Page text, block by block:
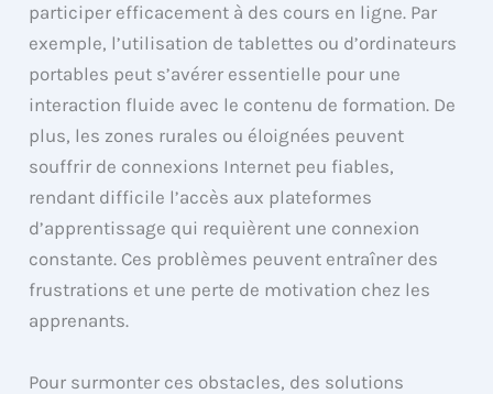
participer efficacement à des cours en ligne. Par
exemple, l’utilisation de tablettes ou d’ordinateurs
portables peut s’avérer essentielle pour une
interaction fluide avec le contenu de formation. De
plus, les zones rurales ou éloignées peuvent
souffrir de connexions Internet peu fiables,
rendant difficile l’accès aux plateformes
d’apprentissage qui requièrent une connexion
constante. Ces problèmes peuvent entraîner des
frustrations et une perte de motivation chez les
apprenants.
Pour surmonter ces obstacles, des solutions